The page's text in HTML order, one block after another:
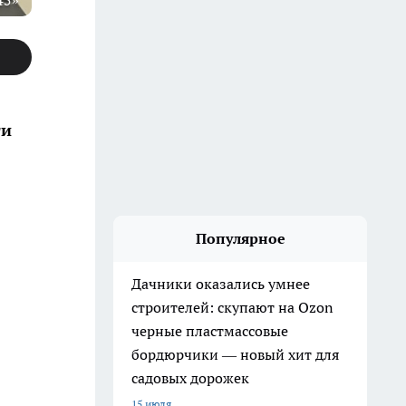
Популярное
Дачники оказались умнее
строителей: скупают на Ozon
черные пластмассовые
бордюрчики — новый хит для
садовых дорожек